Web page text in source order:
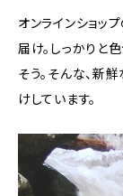
オンラインショッ
届け。しっかりと
そう。そんな、新
けしています。